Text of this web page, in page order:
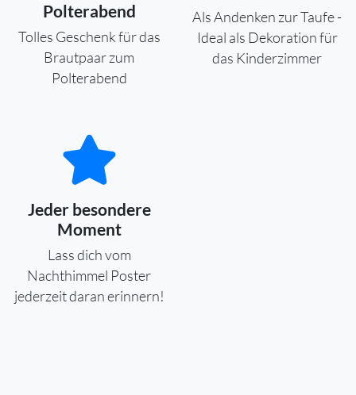
Polterabend
Tolles Geschenk für das
Brautpaar zum
Polterabend
Als Andenken zur Taufe -
Ideal als Dekoration für
das Kinderzimmer
Jeder besondere
Moment
Lass dich vom
Nachthimmel Poster
jederzeit daran erinnern!